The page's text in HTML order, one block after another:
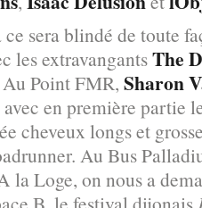
sera blindé de toute
les extravangantsThe
Point FMR, Sharon
en première partie
cheveux longs et
Au Bus
la Loge, on nous a